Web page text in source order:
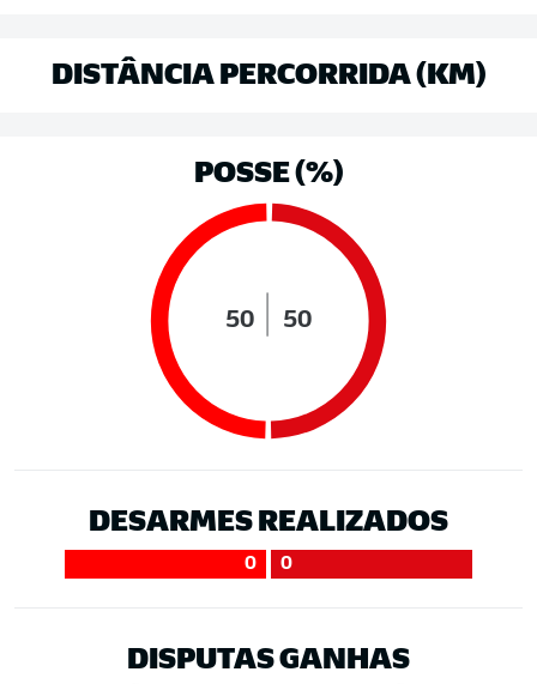
DISTÂNCIA PERCORRIDA (KM)
POSSE (%)
50 50
DESARMES REALIZADOS
0 0
DISPUTAS GANHAS